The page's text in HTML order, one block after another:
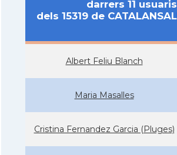
darrers 11 usuaris
dels 15319 de
Albert Feliu Blanch
Maria Masalles
Cristina Fernandez Garcia (Pluges)